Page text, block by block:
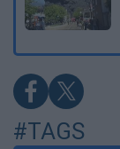
#TAGS